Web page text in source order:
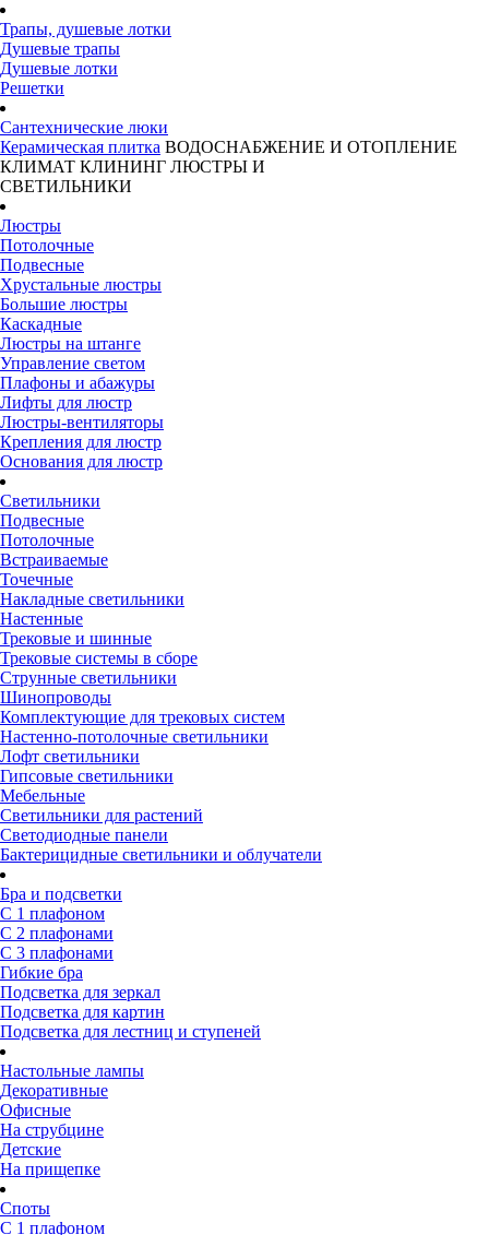
Трапы, душевые лотки
Душевые трапы
Душевые лотки
Решетки
Сантехнические люки
Керамическая плитка ВОДОСНАБЖЕНИЕ И ОТОПЛЕНИЕ
КЛИМАТ КЛИНИНГ ЛЮСТРЫ И
СВЕТИЛЬНИКИ
Люстры
Потолочные
Подвесные
Хрустальные люстры
Большие люстры
Каскадные
Люстры на штанге
Управление светом
Плафоны и абажуры
Лифты для люстр
Люстры-вентиляторы
Крепления для люстр
Основания для люстр
Светильники
Подвесные
Потолочные
Встраиваемые
Точечные
Накладные светильники
Настенные
Трековые и шинные
Трековые системы в сборе
Струнные светильники
Шинопроводы
Комплектующие для трековых систем
Настенно-потолочные светильники
Лофт светильники
Гипсовые светильники
Мебельные
Светильники для растений
Светодиодные панели
Бактерицидные светильники и облучатели
Бра и подсветки
С 1 плафоном
С 2 плафонами
С 3 плафонами
Гибкие бра
Подсветка для зеркал
Подсветка для картин
Подсветка для лестниц и ступеней
Настольные лампы
Декоративные
Офисные
На струбцине
Детские
На прищепке
Споты
С 1 плафоном